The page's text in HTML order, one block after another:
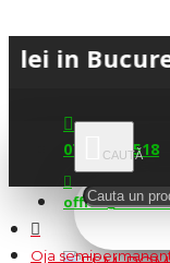
si
0745.677.518
office@fsm-
Oja